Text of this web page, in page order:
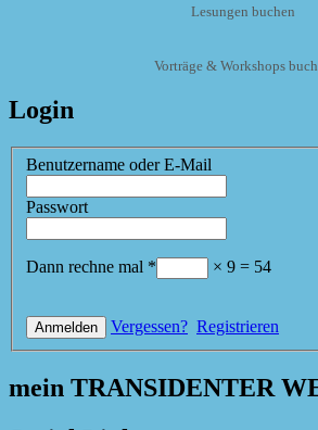
Lesungen buchen
Vorträge & Workshops
Login
Benutzername oder E-Mail
Passwort
Dann rechne mal * × 9 = 54
Vergessen? Registrieren
mein TRANSIDENTER